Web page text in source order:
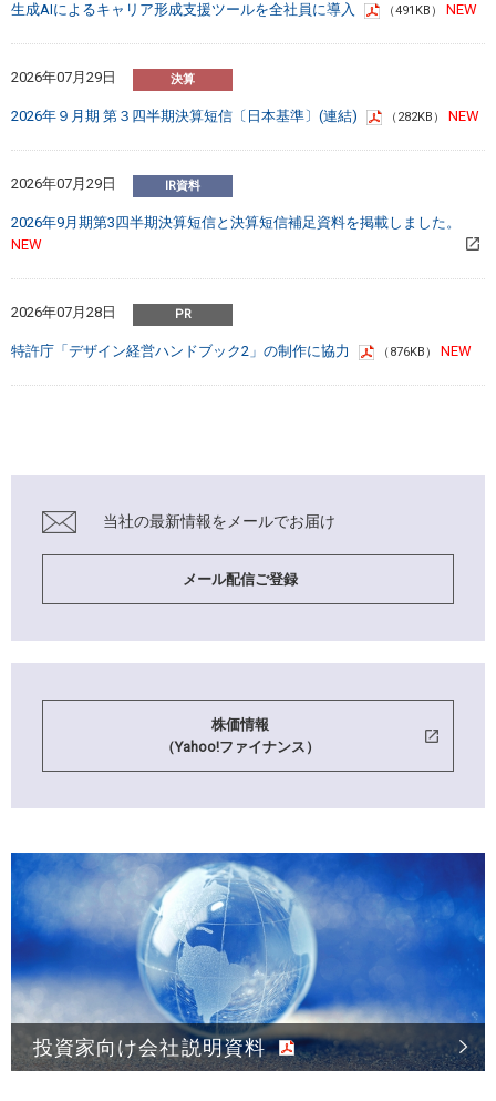
生成AIによるキャリア形成支援ツールを全社員に導入 （491KB）
2026年07月29日
2026年９月期 第３四半期決算短信〔日本基準〕(連結) （282KB）
2026年07月29日
2026年9月期第3四半期決算短信と決算短信補足資料を掲載しました。
2026年07月28日
特許庁「デザイン経営ハンドブック2」の制作に協力 （876KB）
メール配信ご登録
当社の最新情報を メールでお届け
株価情報
（Yahoo!ファイナンス）
投資家向け会社説明資料